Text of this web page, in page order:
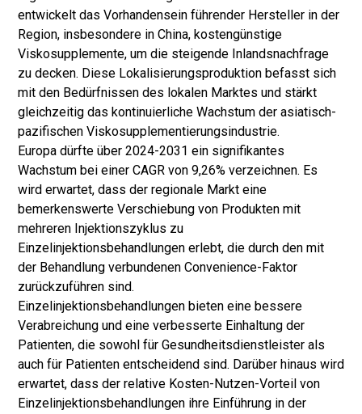
entwickelt das Vorhandensein führender Hersteller in der
Region, insbesondere in China, kostengünstige
Viskosupplemente, um die steigende Inlandsnachfrage
zu decken. Diese Lokalisierungsproduktion befasst sich
mit den Bedürfnissen des lokalen Marktes und stärkt
gleichzeitig das kontinuierliche Wachstum der asiatisch-
pazifischen Viskosupplementierungsindustrie.
Europa dürfte über 2024-2031 ein signifikantes
Wachstum bei einer CAGR von 9,26% verzeichnen. Es
wird erwartet, dass der regionale Markt eine
bemerkenswerte Verschiebung von Produkten mit
mehreren Injektionszyklus zu
Einzelinjektionsbehandlungen erlebt, die durch den mit
der Behandlung verbundenen Convenience-Faktor
zurückzuführen sind.
Einzelinjektionsbehandlungen bieten eine bessere
Verabreichung und eine verbesserte Einhaltung der
Patienten, die sowohl für Gesundheitsdienstleister als
auch für Patienten entscheidend sind. Darüber hinaus wird
erwartet, dass der relative Kosten-Nutzen-Vorteil von
Einzelinjektionsbehandlungen ihre Einführung in der